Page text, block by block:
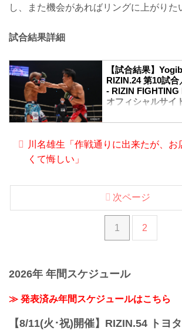
し、また機会があればリングに上がりた
試合結果詳細
【試合結果】
RIZIN.24 第10試
- RIZIN FIGHTING
オフィシャルサイ
RIZIN MMAルール
試合結果
グラウンドキック）
入場
朝倉は左インローを
ト。その後もジャブ
ットを重ねる。同じ
ボディに前蹴りを入
すぐに右ストレートを
距離を...
川名雄生「作戦通りに出来たが、お
くて悔しい」
1 2
次ページ
2026年 年間スケジュール
≫ 発表済み年間スケジュールはこちら
【8/11(火･祝)開催】RIZIN.54 トヨ